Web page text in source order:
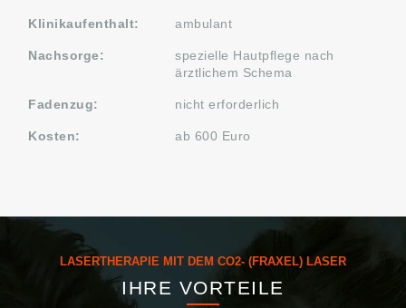
Klinikaufenthalt: ambulant
Nachsorge:
spezielle Hautpflege nach
ärztlichem Schema
Fadenzug: nicht erforderlich
Kosten: ab 600 Euro
LASERTHERAPIE MIT DEM CO2- (FRAXEL) LASER
IHRE VORTEILE